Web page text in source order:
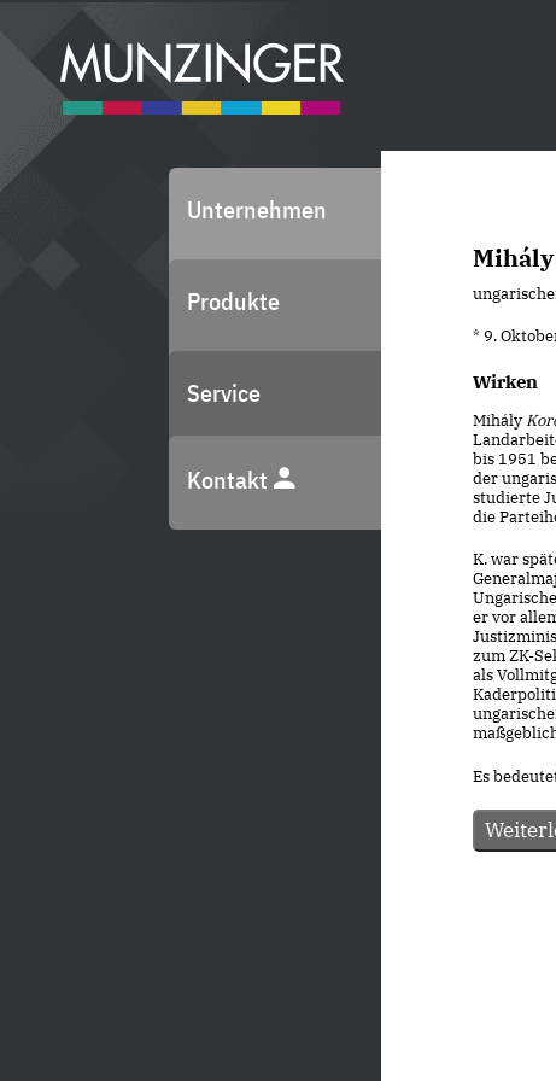
Unternehmen
Produkte
Service
Kontakt
* 9.
Wirken
Mihály
bis 1951
der
studierte
die
K. war
er vor
zum ZK-
als
Es